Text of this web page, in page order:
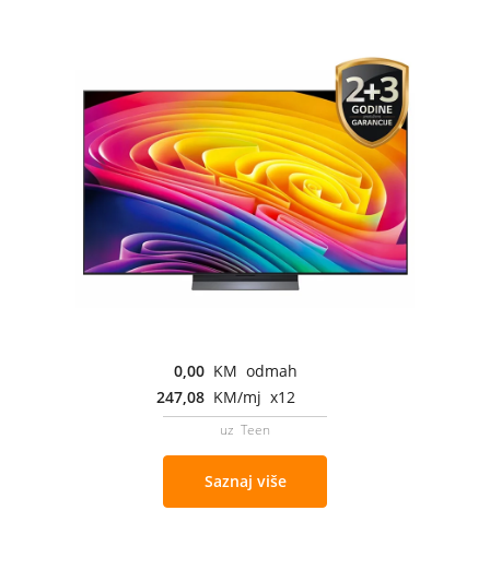
0,00 KM odmah
247,08 KM/mj x12
uz Teen
Saznaj više